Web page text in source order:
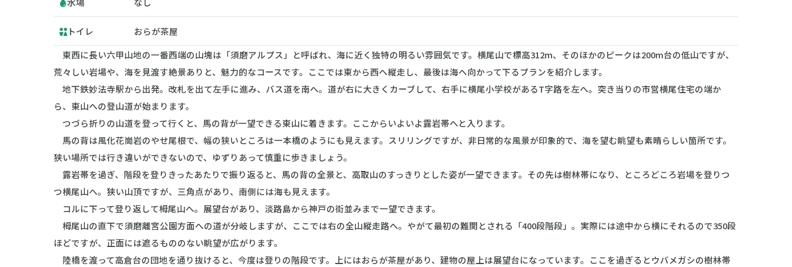
トイレ
おらが茶屋
東西に長い六甲山地の一番西端の山塊は「須磨アルプス」と呼ばれ、海に近く独特の明るい雰囲気です。横尾山で標高312m、そのほかのピークは200m台の低山ですが、
荒々しい岩場や、海を見渡す絶景ありと、魅力的なコースです。ここでは東から西へ縦走し、最後は海へ向かって下るプランを紹介します。
地下鉄妙法寺駅から出発。改札を出て左手に進み、バス道を南へ。道が右に大きくカーブして、右手に横尾小学校があるT字路を左へ。突き当りの市営横尾住宅の端か
ら、東山への登山道が始まります。
つづら折りの山道を登って行くと、馬の背が一望できる東山に着きます。ここからいよいよ露岩帯へと入ります。
馬の背は風化花崗岩のやせ尾根で、幅の狭いところは一本橋のようにも見えます。スリリングですが、非日常的な風景が印象的で、海を望む眺望も素晴らしい箇所です。
狭い場所では行き違いができないので、ゆずりあって慎重に歩きましょう。
露岩帯を過ぎ、階段を登りきったあたりで振り返ると、馬の背の全景と、高取山のすっきりとした姿が一望できます。その先は樹林帯になり、ところどころ岩場を登りつ
つ横尾山へ。狭い山頂ですが、三角点があり、南側には海も見えます。
コルに下って登り返して栂尾山へ。展望台があり、淡路島から神戸の街並みまで一望できます。
栂尾山の直下で須磨離宮公園方面への道が分岐しますが、ここでは右の全山縦走路へ。やがて最初の難関とされる「400段階段」。実際には途中から横にそれるので350段
ほどですが、正面には遮るもののない眺望が広がります。
陸橋を渡って高倉台の団地を通り抜けると、今度は登りの階段です。上にはおらが茶屋があり、建物の屋上は展望台になっています。ここを過ぎるとウバメガシの樹林帯